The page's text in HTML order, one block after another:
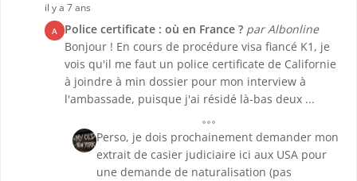
il y a 7 ans
A Police certificate : où en France ? par Albonline
Bonjour ! En cours de procédure visa fiancé K1, je
vois qu'il me faut un police certificate de Californie
à joindre à min dossier pour mon interview à
l'ambassade, puisque j'ai résidé là-bas deux ...
Perso, je dois prochainement demander mon
extrait de casier judiciaire ici aux USA pour
une demande de naturalisation (pas